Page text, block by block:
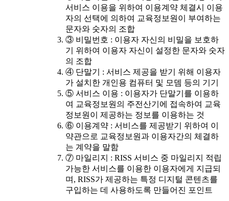
서비스 이용을 위하여 이용계약 체결시 이용
자의 선택에 의하여 교육정보원이 부여하는
문자와 숫자의 조합
③ 비밀번호 : 이용자 자신의 비밀을 보호하
기 위하여 이용자 자신이 설정한 문자와 숫자
의 조합
④ 단말기 : 서비스 제공을 받기 위해 이용자
가 설치한 개인용 컴퓨터 및 모뎀 등의 기기
⑤ 서비스 이용 : 이용자가 단말기를 이용하
여 교육정보원의 주전산기에 접속하여 교육
정보원이 제공하는 정보를 이용하는 것
⑥ 이용계약 : 서비스를 제공받기 위하여 이
약관으로 교육정보원과 이용자간의 체결하
는 계약을 말함
⑦ 마일리지 : RISS 서비스 중 마일리지 적립
가능한 서비스를 이용한 이용자에게 지급되
며, RISS가 제공하는 특정 디지털 콘텐츠를
구입하는 데 사용하도록 만들어진 포인트